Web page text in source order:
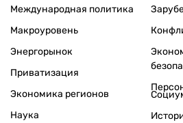
Международная политика
Макроуровень
Энергорынок
Приватизация
Экономика регионов
Наука